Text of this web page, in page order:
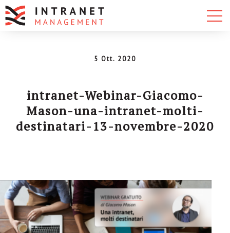
5 Ott. 2020
intranet-Webinar-Giacomo-
Mason-una-intranet-molti-
destinatari-13-novembre-2020